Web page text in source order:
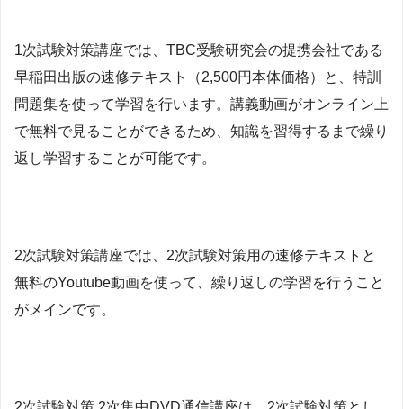
1次試験対策講座では、TBC受験研究会の提携会社である
早稲田出版の速修テキスト（2,500円本体価格）と、特訓
問題集を使って学習を行います。講義動画がオンライン上
で無料で見ることができるため、知識を習得するまで繰り
返し学習することが可能です。
2次試験対策講座では、2次試験対策用の速修テキストと
無料のYoutube動画を使って、繰り返しの学習を行うこと
がメインです。